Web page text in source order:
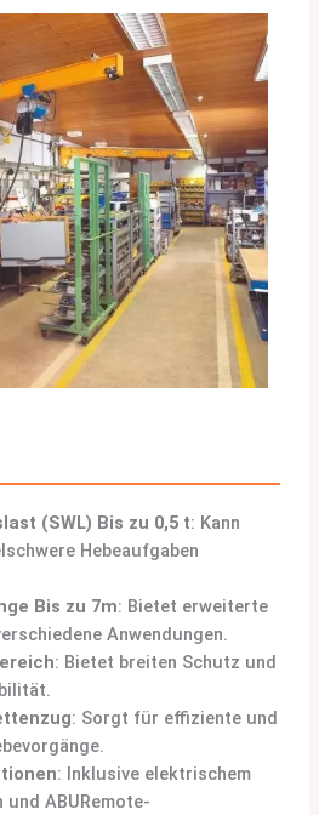
(SWL) Bis zu 0,5 t: Kann
Hebeaufgaben
Bis zu 7m: Bietet erweiterte
Anwendungen.
: Bietet breiten Schutz und
: Sorgt für effiziente und
: Inklusive elektrischem
und ABURemote-